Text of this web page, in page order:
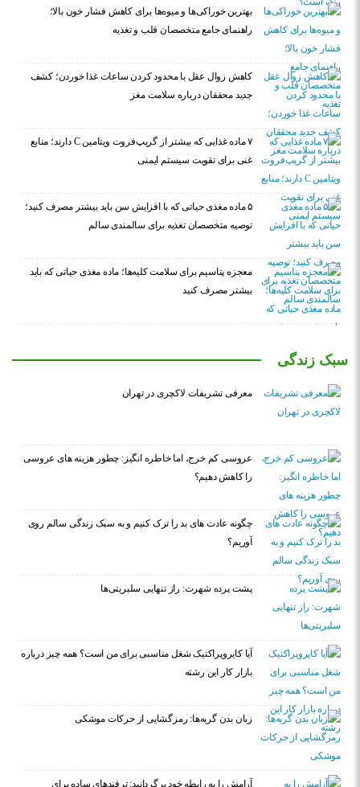
بهترین خوراکی‌ها و میوه‌ها برای کاهش فشار خون بالا؛
راهنمای جامع متخصصان قلب و تغذیه
کاهش زوال عقل با محدود کردن ساعات غذا خوردن؛ کشف
جدید محققان درباره سلامت مغز
۷ ماده غذایی که بیشتر از گریپ‌فروت ویتامین C دارند؛ منابع
غنی برای تقویت سیستم ایمنی
۵ ماده مغذی حیاتی که با افزایش سن باید بیشتر مصرف کنید؛
توصیه متخصصان تغذیه برای سالمندی سالم
معجزه پتاسیم برای سلامت کلیه‌ها؛ ماده مغذی حیاتی که باید
بیشتر مصرف کنید
سبک زندگی
معرفی تشریفات لاکچری در تهران
عروسی کم خرج، اما خاطره انگیز: چطور هزینه های عروسی
را کاهش دهیم؟
چگونه عادت‌ های بد را ترک کنیم و به سبک زندگی سالم روی
آوریم؟
پشت پرده شهرت: راز تنهایی سلبریتی‌ها
آیا کایروپراکتیک شغل مناسبی برای من است؟ همه چیز درباره
بازار کار این رشته
زبان بدن گربه‌ها: رمزگشایی از حرکات موشکی
آرامش را به رابطه خود برگردانید: ترفندهای ساده برای